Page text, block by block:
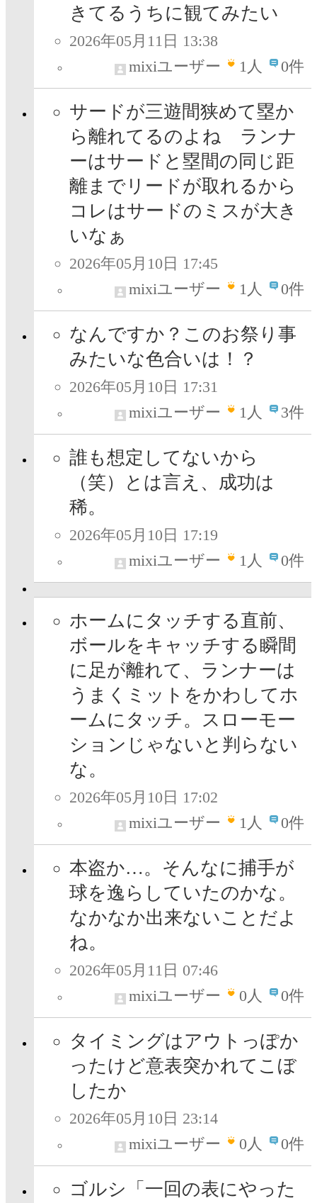
きてるうちに観てみたい
2026年05月11日 13:38
mixiユーザー
1人 0件
サードが三遊間狭めて塁か
ら離れてるのよね ランナ
ーはサードと塁間の同じ距
離までリードが取れるから
コレはサードのミスが大き
いなぁ
2026年05月10日 17:45
mixiユーザー
1人 0件
なんですか？このお祭り事
みたいな色合いは！？
2026年05月10日 17:31
mixiユーザー
1人 3件
誰も想定してないから
（笑）とは言え、成功は
稀。
2026年05月10日 17:19
mixiユーザー
1人 0件
ホームにタッチする直前、
ボールをキャッチする瞬間
に足が離れて、ランナーは
うまくミットをかわしてホ
ームにタッチ。スローモー
ションじゃないと判らない
な。
2026年05月10日 17:02
mixiユーザー
1人 0件
本盗か…。そんなに捕手が
球を逸らしていたのかな。
なかなか出来ないことだよ
ね。
2026年05月11日 07:46
mixiユーザー
0人 0件
タイミングはアウトっぽか
ったけど意表突かれてこぼ
したか
2026年05月10日 23:14
mixiユーザー
0人 0件
ゴルシ「一回の表にやった